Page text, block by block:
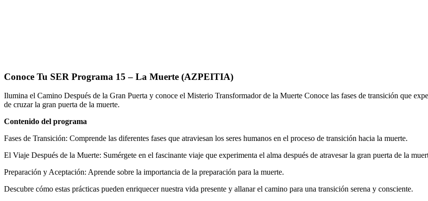
Conoce Tu SER Programa 15 – La Muerte (AZPEITIA)
Ilumina el Camino Después de la Gran Puerta y conoce el Misterio Transformador de la Muerte Conoce las fases de transición que
de cruzar la gran puerta de la muerte.
Contenido del programa
Fases de Transición: Comprende las diferentes fases que atraviesan los seres humanos en el proceso de transición hacia la muerte.
El Viaje Después de la Muerte: Sumérgete en el fascinante viaje que experimenta el alma después de atravesar la gran puerta de la
Preparación y Aceptación: Aprende sobre la importancia de la preparación para la muerte.
Descubre cómo estas prácticas pueden enriquecer nuestra vida presente y allanar el camino para una transición serena y consciente.